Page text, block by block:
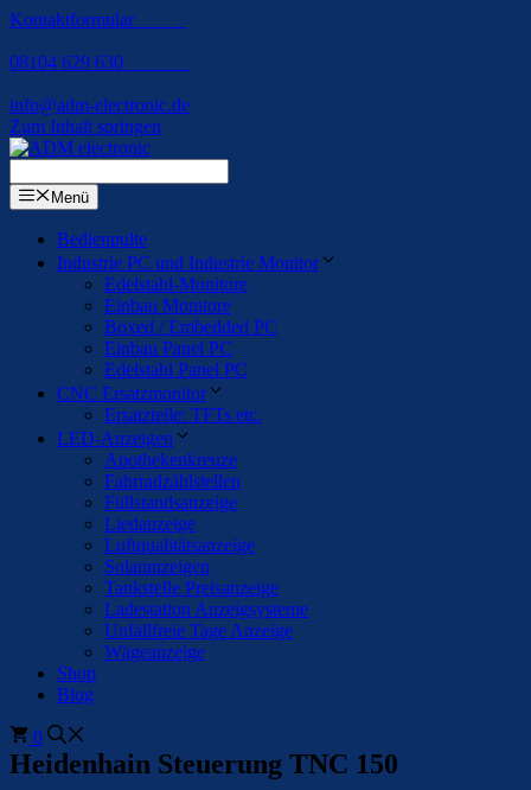
Kontaktformular
08104 629 630
info@adm-electronic.de
Zum Inhalt springen
Menü
Bedienpulte
Industrie PC und Industrie Monitor
Edelstahl-Monitore
Einbau Monitore
Boxed / Embedded PC
Einbau Panel PC
Edelstahl Panel PC
CNC Ersatzmonitor
Ersatzteile: TFTs etc.
LED-Anzeigen
Apothekenkreuze
Fahrradzählstellen
Füllstandsanzeige
Liedanzeige
Luftqualitätsanzeige
Solaranzeigen
Tankstelle Preisanzeige
Ladestation Anzeigsysteme
Unfallfreie Tage Anzeige
Wägeanzeige
Shop
Blog
0
Heidenhain Steuerung TNC 150